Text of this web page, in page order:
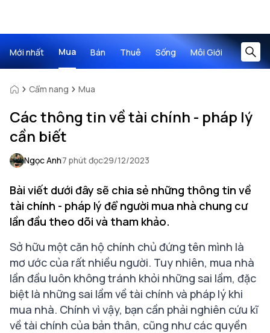
Mới nhất Mua Bán Thuê Sống Môi Giới
Cẩm nang Mua
Các thông tin về tài chính - pháp lý
cần biết
Ngọc Anh7 phút đọc29/12/2023
Bài viết dưới đây sẽ chia sẻ những thông tin về
tài chính - pháp lý để người mua nhà chung cư
lần đầu theo dõi và tham khảo.
Sở hữu một căn hộ chính chủ đứng tên mình là
mơ ước của rất nhiều người. Tuy nhiên, mua nhà
lần đầu luôn không tránh khỏi những sai lầm, đặc
biệt là những sai lầm về tài chính và pháp lý khi
mua nhà. Chính vì vậy, bạn cần phải nghiên cứu kĩ
về tài chính của bản thân, cũng như các quyền